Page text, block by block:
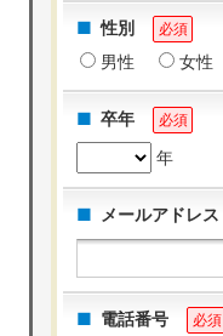
性別 必須
男性 女性
卒年 必須
年
メールアドレス
電話番号 必須